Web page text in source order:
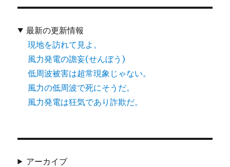
最新の更新情報
現地を訪れて見よ。
風力発電の譫妄(せんぼう)
低周波被害は超常現象じゃない。
風力の低周波で死にそうだ。
風力発電は狂気であり詐欺だ。
アーカイブ